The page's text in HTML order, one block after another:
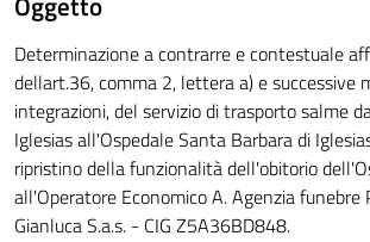
Determinazione a contrarre e contestuale
dellart.36, comma 2, lettera a) e successive
integrazioni, del servizio di trasporto salme
Iglesias all'Ospedale Santa Barbara di
ripristino della funzionalità dell'obitorio
all'Operatore Economico A. Agenzia funebre
Gianluca S.a.s. - CIG Z5A36BD848.